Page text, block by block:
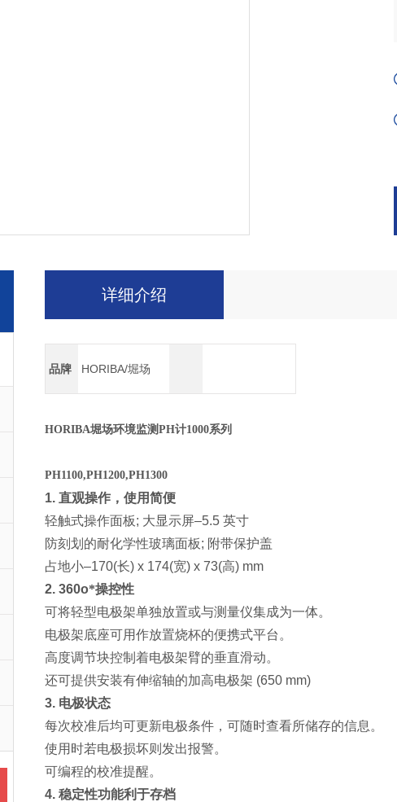
详细介绍
品牌 HORIBA/堀场
HORIBA堀场环境监测PH计1000系列
PH1100,PH1200,PH1300
1. 直观操作，使用简便
轻触式操作面板; 大显示屏–5.5 英寸
防刻划的耐化学性玻璃面板; 附带保护盖
占地小–170(长) x 174(宽) x 73(高) mm
2. 360o*操控性
可将轻型电极架单独放置或与测量仪集成为一体。
电极架底座可用作放置烧杯的便携式平台。
高度调节块控制着电极架臂的垂直滑动。
还可提供安装有伸缩轴的加高电极架 (650 mm)
3. 电极状态
每次校准后均可更新电极条件，可随时查看所储存的信息。
使用时若电极损坏则发出报警。
可编程的校准提醒。
4. 稳定性功能利于存档